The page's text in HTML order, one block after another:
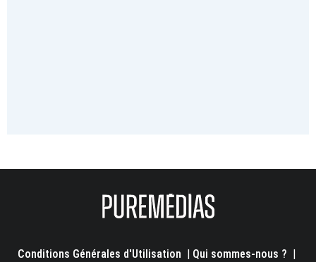
Conditions Générales d'Utilisation | Qui sommes-nous ? |